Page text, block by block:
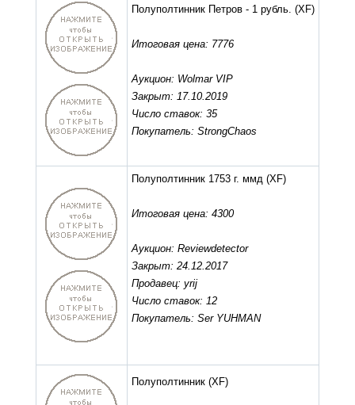
Полуполтинник Петров - 1 рубль. (XF)
Итоговая цена: 7776
Аукцион: Wolmar VIP
Закрыт: 17.10.2019
Число ставок: 35
Покупатель: StrongChaos
Полуполтинник 1753 г. ммд (XF)
Итоговая цена: 4300
Аукцион: Reviewdetector
Закрыт: 24.12.2017
Продавец: yrij
Число ставок: 12
Покупатель: Ser YUHMAN
Полуполтинник (XF)